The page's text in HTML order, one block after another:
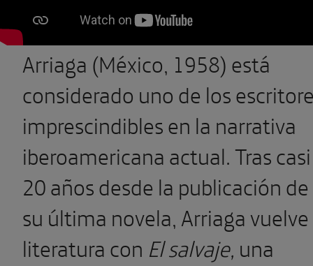
Arriaga (México, 1958) está
considerado uno de los
imprescindibles en la narrativa
iberoamericana actual. Tras casi
20 años desde la publicación de
su última novela, Arriaga
literatura con El salvaje, una